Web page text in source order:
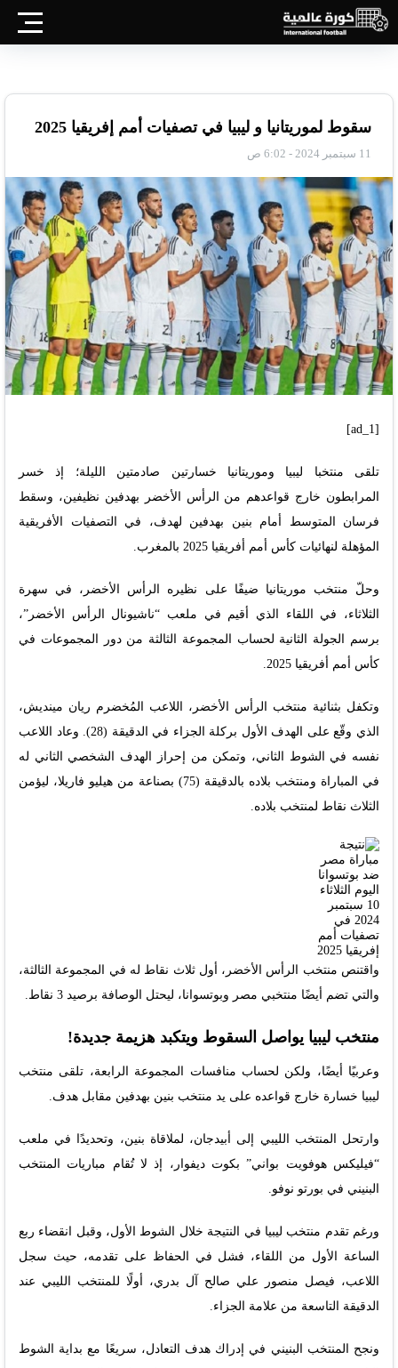
سقوط لموريتانيا و ليبيا في تصفيات أمم إفريقيا 2025
11 سبتمبر 2024 - 6:02 ص
[ad_1]
تلقى منتخبا ليبيا وموريتانيا خسارتين صادمتين الليلة؛ إذ خسر
المرابطون خارج قواعدهم من الرأس الأخضر بهدفين نظيفين، وسقط
فرسان المتوسط أمام بنين بهدفين لهدف، في التصفيات الأفريقية
المؤهلة لنهائيات كأس أمم أفريقيا 2025 بالمغرب.
وحلّ منتخب موريتانيا ضيفًا على نظيره الرأس الأخضر، في سهرة
الثلاثاء، في اللقاء الذي أقيم في ملعب “ناشيونال الرأس الأخضر”،
برسم الجولة الثانية لحساب المجموعة الثالثة من دور المجموعات في
كأس أمم أفريقيا 2025.
وتكفل بثنائية منتخب الرأس الأخضر، اللاعب المُخضرم ريان مينديش،
الذي وقّع على الهدف الأول بركلة الجزاء في الدقيقة (28). وعاد اللاعب
نفسه في الشوط الثاني، وتمكن من إحراز الهدف الشخصي الثاني له
في المباراة ومنتخب بلاده بالدقيقة (75) بصناعة من هيليو فاريلا، ليؤمن
الثلاث نقاط لمنتخب بلاده.
واقتنص منتخب الرأس الأخضر، أول ثلاث نقاط له في المجموعة الثالثة،
والتي تضم أيضًا منتخبي مصر وبوتسوانا، ليحتل الوصافة برصيد 3 نقاط.
منتخب ليبيا يواصل السقوط ويتكبد هزيمة جديدة!
وعربيًا أيضًا، ولكن لحساب منافسات المجموعة الرابعة، تلقى منتخب
ليبيا خسارة خارج قواعده على يد منتخب بنين بهدفين مقابل هدف.
وارتحل المنتخب الليبي إلى أبيدجان، لملاقاة بنين، وتحديدًا في ملعب
“فيليكس هوفويت بواني” بكوت ديفوار، إذ لا تُقام مباريات المنتخب
البنيني في بورتو نوفو.
ورغم تقدم منتخب ليبيا في النتيجة خلال الشوط الأول، وقبل انقضاء ربع
الساعة الأول من اللقاء، فشل في الحفاظ على تقدمه، حيث سجل
اللاعب، فيصل منصور علي صالح آل بدري، أولًا للمنتخب الليبي عند
الدقيقة التاسعة من علامة الجزاء.
ونجح المنتخب البنيني في إدراك هدف التعادل، سريعًا مع بداية الشوط